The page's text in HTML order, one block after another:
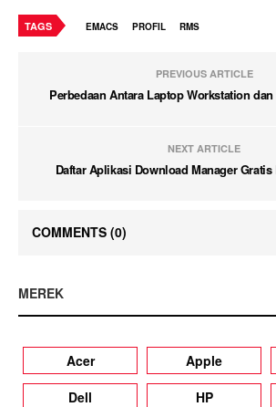
TAGS EMACS PROFIL RMS
PREVIOUS ARTICLE
Perbedaan Antara Laptop Workstation
NEXT ARTICLE
Daftar Aplikasi Download Manager
COMMENTS (0)
MEREK
Acer Apple
Dell
HP